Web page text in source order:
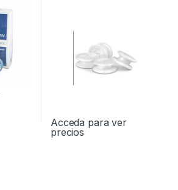
Acceda para ver
precios